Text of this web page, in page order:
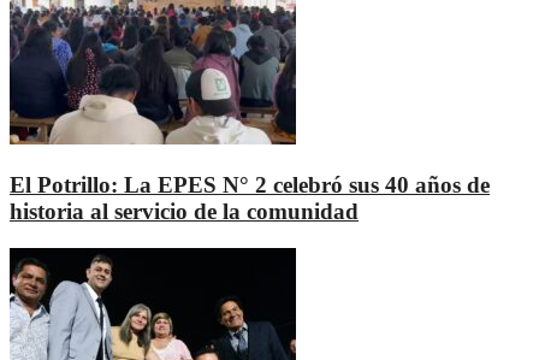
El Potrillo: La EPES N° 2 celebró sus 40 años de
historia al servicio de la comunidad